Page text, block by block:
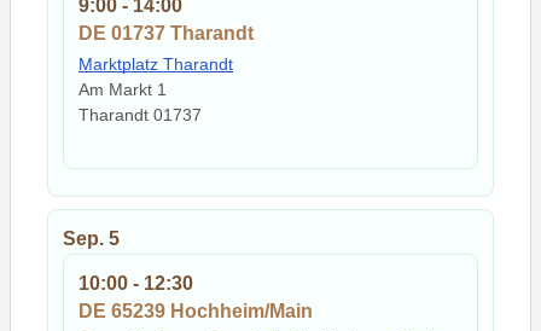
9:00 - 14:00
DE 01737 Tharandt
Marktplatz Tharandt
Am Markt 1
Tharandt 01737
Sep. 5
10:00 - 12:30
DE 65239 Hochheim/Main